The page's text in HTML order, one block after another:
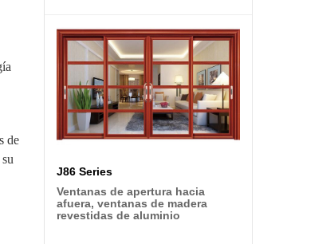
de
J86 Series
Ventanas de apertura hacia
afuera, ventanas de madera
revestidas de aluminio